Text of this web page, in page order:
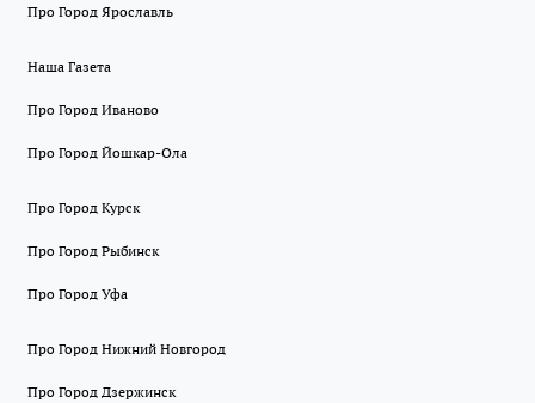
Про Город Ярославль
Наша Газета
Про Город Иваново
Про Город Йошкар-Ола
Про Город Курск
Про Город Рыбинск
Про Город Уфа
Про Город Нижний Новгород
Про Город Дзержинск